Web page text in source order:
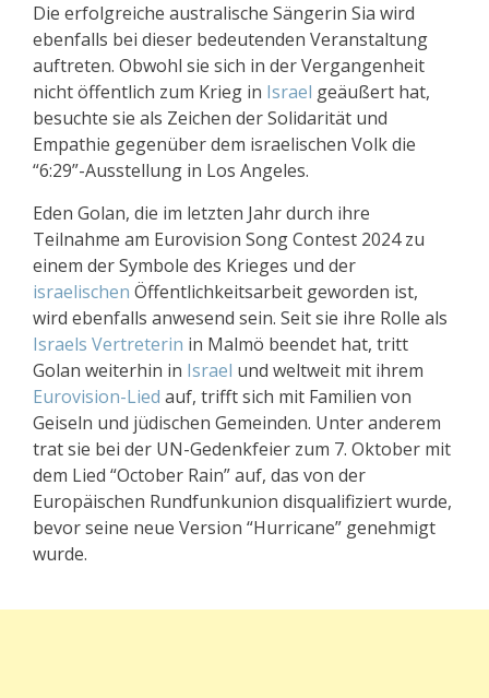
Die erfolgreiche australische Sängerin Sia wird
ebenfalls bei dieser bedeutenden Veranstaltung
auftreten. Obwohl sie sich in der Vergangenheit
nicht öffentlich zum Krieg in Israel geäußert hat,
besuchte sie als Zeichen der Solidarität und
Empathie gegenüber dem israelischen Volk die
“6:29”-Ausstellung in Los Angeles.
Eden Golan, die im letzten Jahr durch ihre
Teilnahme am Eurovision Song Contest 2024 zu
einem der Symbole des Krieges und der
israelischen Öffentlichkeitsarbeit geworden ist,
wird ebenfalls anwesend sein. Seit sie ihre Rolle als
Israels Vertreterin in Malmö beendet hat, tritt
Golan weiterhin in Israel und weltweit mit ihrem
Eurovision-Lied auf, trifft sich mit Familien von
Geiseln und jüdischen Gemeinden. Unter anderem
trat sie bei der UN-Gedenkfeier zum 7. Oktober mit
dem Lied “October Rain” auf, das von der
Europäischen Rundfunkunion disqualifiziert wurde,
bevor seine neue Version “Hurricane” genehmigt
wurde.